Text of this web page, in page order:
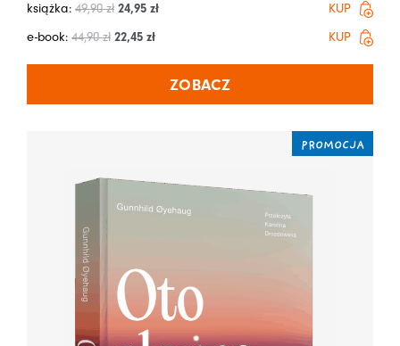
książka: 49,90zł 24,95 zł
KUP
e-book: 44,90zł 22,45 zł KUP
ZOBACZ
PROMOCJA